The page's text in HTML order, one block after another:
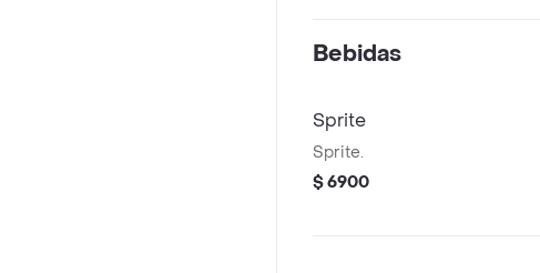
Bebidas
Sprite
Sprite.
$ 6900